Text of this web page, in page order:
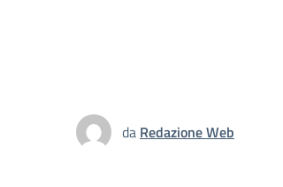
da Redazione Web